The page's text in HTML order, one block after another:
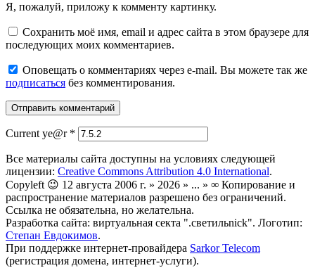
Я, пожалуй, приложу к комменту картинку.
Сохранить моё имя, email и адрес сайта в этом браузере для
последующих моих комментариев.
Оповещать о комментариях через e-mail. Вы можете так же
подписаться без комментирования.
Current ye@r *
Все материалы сайта доступны на условиях следующей
лицензии: Creative Commons Attribution 4.0 International.
Copyleft 😉 12 августа 2006 г. » 2026 » ... » ∞ Копирование и
распространение материалов разрешено без ограничений.
Ссылка не обязательна, но желательна.
Разработка сайта: виртуальная секта ".светильnick". Логотип:
Степан Евдокимов.
При поддержке интернет-провайдера Sarkor Telecom
(регистрация домена, интернет-услуги).